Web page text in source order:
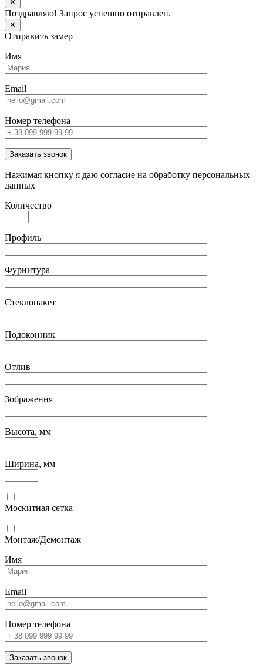
✕
Поздравляю! Запрос успешно отправлен.
✕
Отправить замер
Имя
Email
Номер телефона
Заказать звонок
Нажимая кнопку я даю согласие на обработку персональных
данных
Количество
Профиль
Фурнитура
Стеклопакет
Подоконник
Отлив
Зображення
Высота, мм
Ширина, мм
Москитная сетка
Монтаж/Демонтаж
Имя
Email
Номер телефона
Заказать звонок